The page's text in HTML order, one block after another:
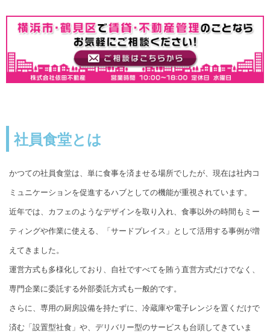
社員食堂とは
かつての社員食堂は、単に食事を済ませる場所でしたが、現在は社内コ
ミュニケーションを促進するハブとしての機能が重視されています。
近年では、カフェのようなデザインを取り入れ、食事以外の時間もミー
ティングや作業に使える、「サードプレイス」として活用する事例が増
えてきました。
運営方式も多様化しており、自社ですべてを賄う直営方式だけでなく、
専門企業に委託する外部委託方式も一般的です。
さらに、専用の厨房設備を持たずに、冷蔵庫や電子レンジを置くだけで
済む「設置型社食」や、デリバリー型のサービスも台頭してきていま